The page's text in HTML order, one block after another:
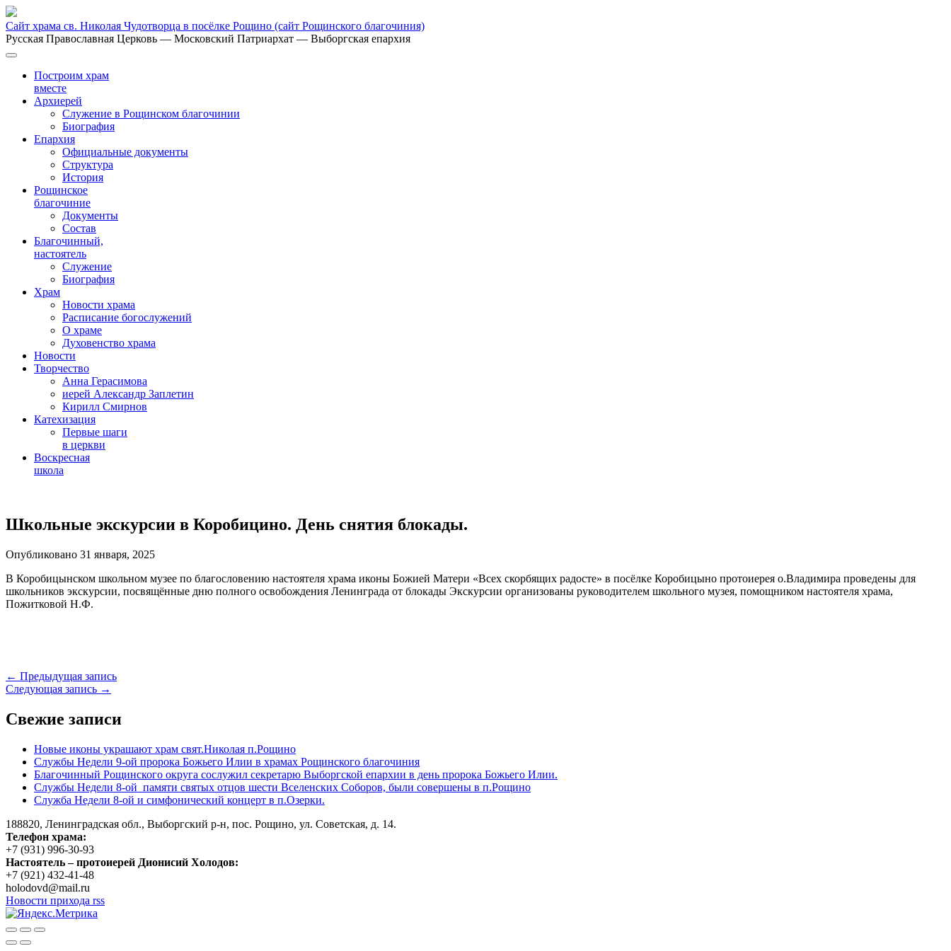
Сайт храма св. Николая Чудотворца в посёлке Рощино (сайт Рощинского благочиния)
Русская Православная Церковь — Московский Патриархат — Выборгская епархия
Построим храм
вместе
Архиерей
Служение в Рощинском благочинии
Биография
Епархия
Официальные документы
Структура
История
Рощинское
благочиние
Документы
Состав
Благочинный,
настоятель
Служение
Биография
Храм
Новости храма
Расписание богослужений
О храме
Духовенство храма
Новости
Творчество
Анна Герасимова
иерей Александр Заплетин
Кирилл Смирнов
Катехизация
Первые шаги
в церкви
Воскресная
школа
to
content
Школьные экскурсии в Коробицино. День снятия блокады.
Опубликовано 31 января, 2025
В Коробицынском школьном музее по благословению настоятеля храма иконы Божией Матери «Всех скорбящих радосте» в посёлке Коробицыно протоиерея о.Владимира проведены для
школьников экскурсии, посвящённые дню полного освобождения Ленинграда от блокады Экскурсии организованы руководителем школьного музея, помощником настоятеля храма,
Пожитковой Н.Ф.
Навигация
по
записям
← Предыдущая запись
Следующая запись →
Свежие записи
Новые иконы украшают храм свят.Николая п.Рощино
Службы Недели 9-ой пророка Божьего Илии в храмах Рощинского благочиния
Благочинный Рощинского округа сослужил секретарю Выборгской епархии в день пророка Божьего Илии.
Службы Недели 8-ой памяти святых отцов шести Вселенских Соборов, были совершены в п.Рощино
Служба Недели 8-ой и симфонический концерт в п.Озерки.
188820, Ленинградская обл., Выборгский р-н, пос. Рощино, ул. Советская, д. 14.
Телефон храма:
+7 (931) 996-30-93
Настоятель – протоиерей Дионисий Холодов:
+7 (921) 432-41-48
holodovd@mail.ru
Новости прихода rss